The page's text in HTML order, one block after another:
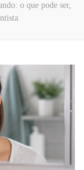
o que pode ser,